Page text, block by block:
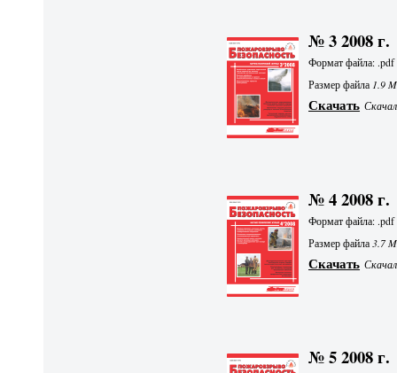
№ 3 2008 г.
Формат файла: .pdf
Размер файла 1.9
Скачать
№ 4 2008 г.
Формат файла: .pdf
Размер файла 3.7
Скачать
№ 5 2008 г.